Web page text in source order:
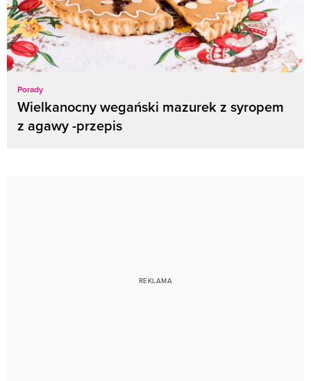
Porady
Wielkanocny wegański mazurek z syropem
z agawy -przepis